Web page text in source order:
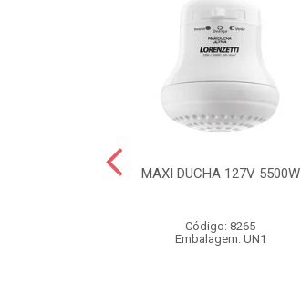
MAXI DUCHA 127V 5500W
Código: 8265
Embalagem: UN1